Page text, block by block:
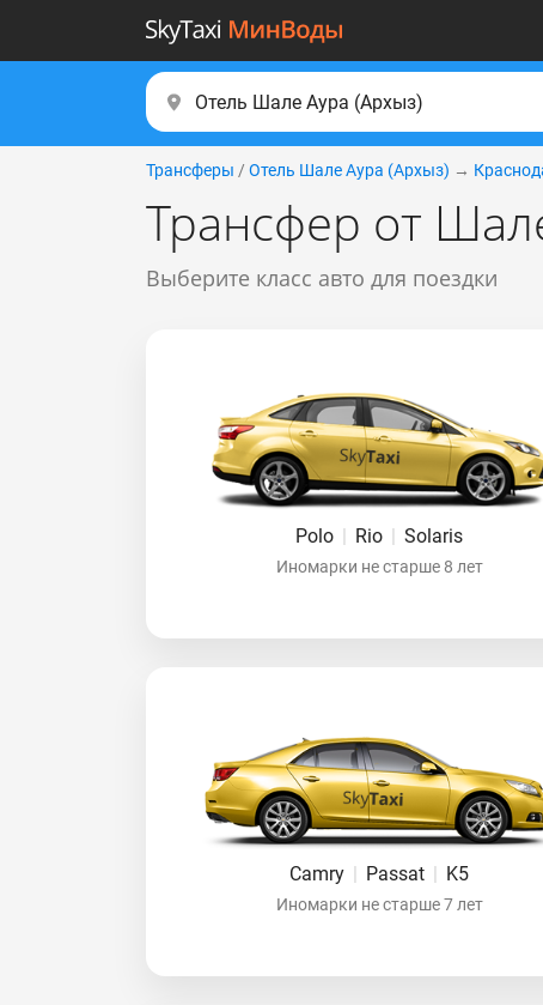
Трансферы / Отель Шале Аура (Apxыз) →
Трансфер от
Выберите класс авто для поездки
Polo | Rio | Solaris
Иномарки не старше 8 лет
Camry | Passat | K5
Иномарки не старше 7 лет